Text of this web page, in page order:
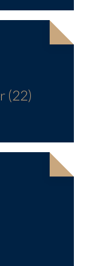
(22)